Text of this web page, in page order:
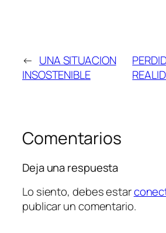
← UNA SITUACION
INSOSTENIBLE
Comentarios
Deja una respuesta
Lo siento, debes estar
publicar un comentario.